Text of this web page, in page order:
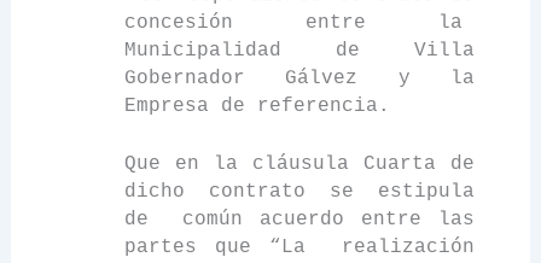
concesión entre
la
Municipalidad
de Villa
Gobernador Gálvez y
la
Empresa de referencia.
Que en la cláusula Cuarta de
dicho contrato se estipula
de
común acuerdo entre las
partes que “La
realización